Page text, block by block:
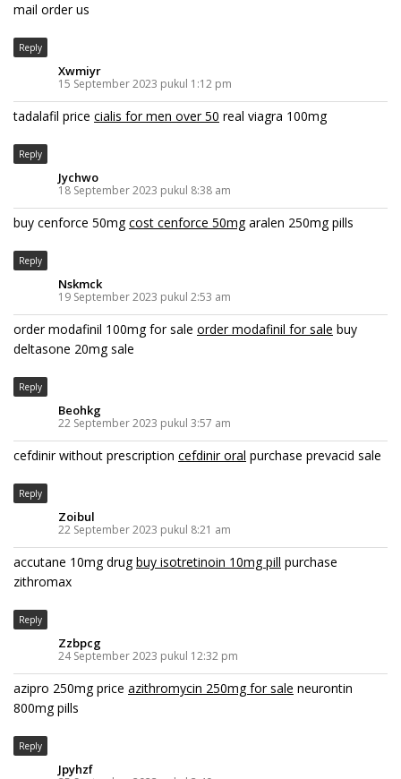
mail order us
Reply
Xwmiyr
15 September 2023 pukul 1:12 pm
tadalafil price cialis for men over 50 real viagra 100mg
Reply
Jychwo
18 September 2023 pukul 8:38 am
buy cenforce 50mgcost cenforce 50mgaralen 250mg pills
Reply
Nskmck
19 September 2023 pukul 2:53 am
order modafinil 100mg for sale order modafinil for sale buy
deltasone 20mg sale
Reply
Beohkg
22 September 2023 pukul 3:57 am
cefdinir without prescription cefdinir oral purchase prevacid sale
Reply
Zoibul
22 September 2023 pukul 8:21 am
accutane 10mg drugbuy isotretinoin 10mg pill purchase
zithromax
Reply
Zzbpcg
24 September 2023 pukul 12:32 pm
azipro 250mg price azithromycin 250mg for sale neurontin
800mg pills
Reply
Jpyhzf